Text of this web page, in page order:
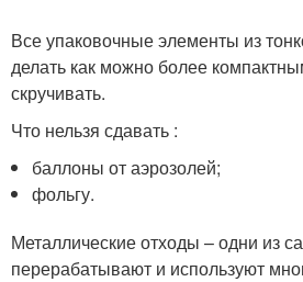
Все упаковочные элементы из
делать как можно более
скручивать.
Что нельзя сдавать :
баллоны от аэрозолей;
фольгу.
Металлические отходы – одни из
перерабатывают и используют